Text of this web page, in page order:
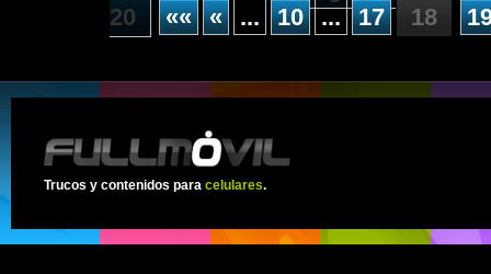
20
«« « ... 10 ... 17 18
Trucos y contenidos para celulares.